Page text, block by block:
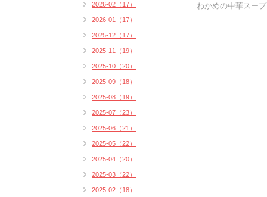
わかめの中華スープ
2026-02（17）
2026-01（17）
2025-12（17）
2025-11（19）
2025-10（20）
2025-09（18）
2025-08（19）
2025-07（23）
2025-06（21）
2025-05（22）
2025-04（20）
2025-03（22）
2025-02（18）